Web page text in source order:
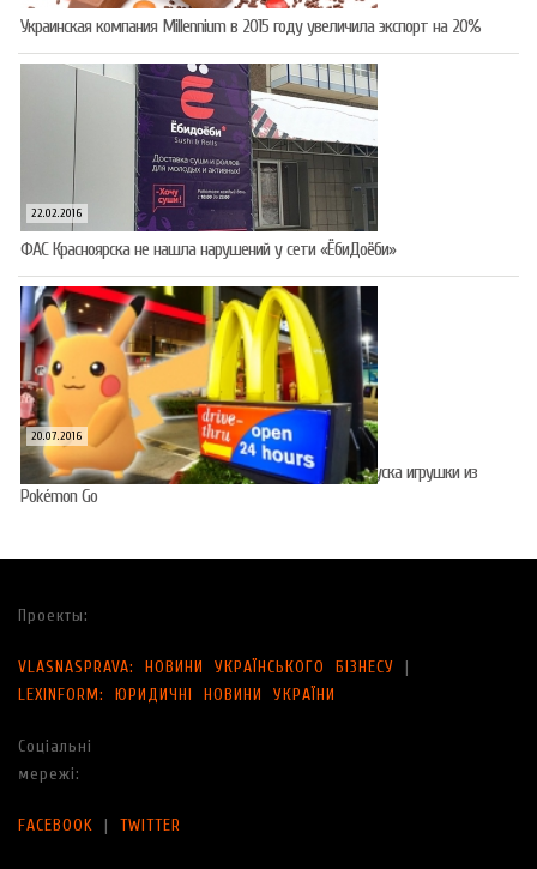
Украинская компания Millennium в 2015 году увеличила экспорт на 20%
22.02.2016
ФАС Красноярска не нашла нарушений у сети «ЁбиДоёби»
20.07.2016
Акции японского McDonald’s выросли на 23% после запуска игрушки из
Pokémon Go
Проекты:
VLASNASPRAVA: НОВИНИ УКРАЇНСЬКОГО БІЗНЕСУ |
LEXINFORM: ЮРИДИЧНІ НОВИНИ УКРАЇНИ
Соціальні
мережі:
FACEBOOK | TWITTER